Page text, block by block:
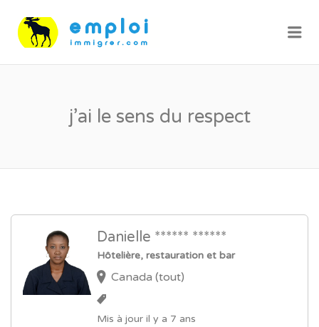
j’ai le sens du respect
Danielle ****** ******
Hôtelière, restauration et bar
Canada (tout)
Mis à jour il y a 7 ans